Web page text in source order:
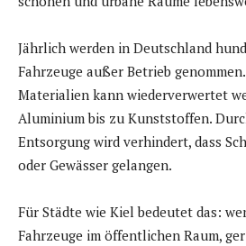
Jährlich werden in Deutschland
Fahrzeuge außer Betrieb
Materialien kann wiederverwertet
Aluminium bis zu Kunststoffen.
Entsorgung wird verhindert, dass
oder Gewässer gelangen.
Für Städte wie Kiel bedeutet das:
Fahrzeuge im öffentlichen Raum,